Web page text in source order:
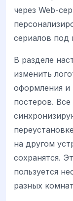
через Web-
сериалов под
В разделе
изменить
оформления и
постеров.
на другом
сохранятся.
пользуется
разных